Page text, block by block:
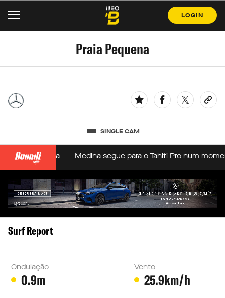
LOGIN
Praia Pequena
SINGLE CAM
na coluna Medina segue para o Tahiti Pro num
Surf Report
Ondulação
0.9m
Vento
25.9km/h